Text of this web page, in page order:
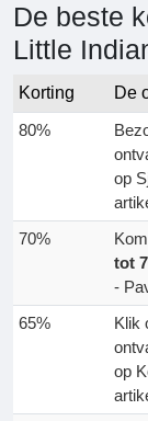
De beste
Little
Korting De
80%
op
70%
tot
-
65%
Klik
op